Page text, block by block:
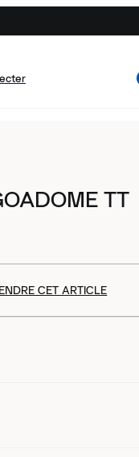
TT
CET ARTICLE